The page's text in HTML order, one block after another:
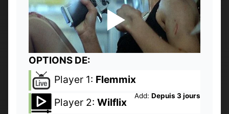
OPTIONS DE:
Player 1: Flemmix
Add: Depuis 3 jours
Player 2: Wilflix